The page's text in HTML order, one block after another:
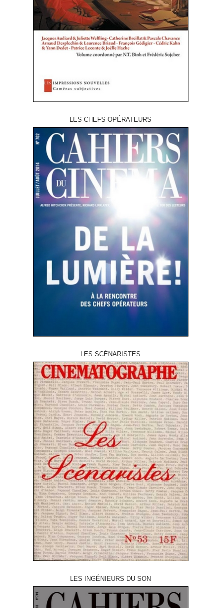
LES CHEFS-OPÉRATEURS
LES SCÉNARISTES
LES INGÉNIEURS DU SON